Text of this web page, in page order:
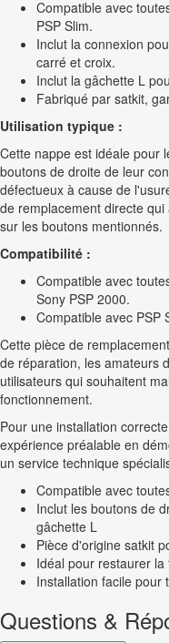
Compatible avec
PSP Slim.
Inclut la connexion
carré et croix.
Inclut la gâchette L
Fabriqué par satkit,
Utilisation typique :
Cette nappe est idéale pour
boutons de droite de leur
défectueux à cause de
de remplacement directe
sur les boutons mentionnés.
Compatibilité :
Compatible avec
Sony PSP 2000.
Compatible avec PSP
Cette pièce de
de réparation, les amateurs
utilisateurs qui souhaitent
fonctionnement.
Pour une installation
expérience préalable en
un service technique
Compatible avec
Inclut les boutons de
gâchette L
Pièce d'origine satkit
Idéal pour restaurer
Installation facile pour
Questions &